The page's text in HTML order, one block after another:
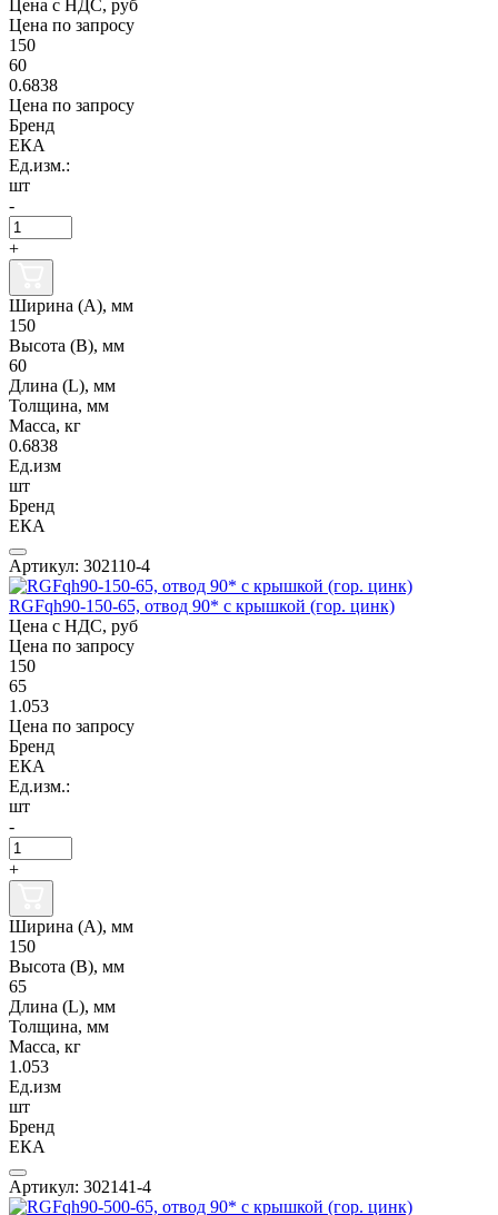
Цена с НДС, руб
Цена по запросу
150
60
0.6838
Цена по запросу
Бренд
ЕКА
Ед.изм.:
шт
-
+
Ширина (А), мм
150
Высота (В), мм
60
Длина (L), мм
Толщина, мм
Масса, кг
0.6838
Ед.изм
шт
Бренд
ЕКА
Артикул: 302110-4
RGFqh90-150-65, отвод 90* с крышкой (гор. цинк)
Цена с НДС, руб
Цена по запросу
150
65
1.053
Цена по запросу
Бренд
ЕКА
Ед.изм.:
шт
-
+
Ширина (А), мм
150
Высота (В), мм
65
Длина (L), мм
Толщина, мм
Масса, кг
1.053
Ед.изм
шт
Бренд
ЕКА
Артикул: 302141-4